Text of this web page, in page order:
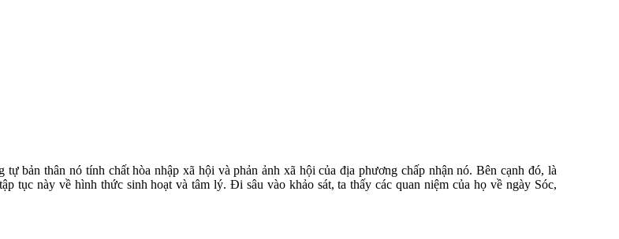
bản thân nó tính chất hòa nhập xã hội và phản ảnh xã hội của địa phương chấp nhận nó. Bên cạnh đó, là
tục này về hình thức sinh hoạt và tâm lý. Đi sâu vào khảo sát, ta thấy các quan niệm của họ về ngày Sóc,